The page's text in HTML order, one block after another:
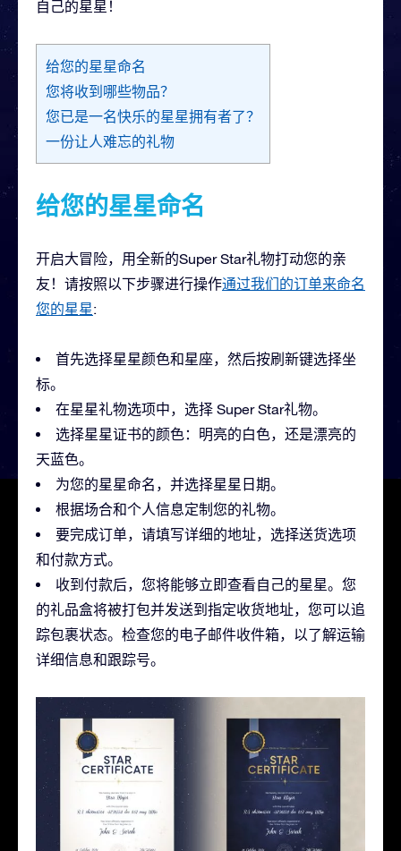
自己的星星！
给您的星星命名
您将收到哪些物品？
您已是一名快乐的星星拥有者了？
一份让人难忘的礼物
给您的星星命名
开启大冒险，用全新的Super Star礼物打动您的亲
友！请按照以下步骤进行操作通过我们的订单来命名
您的星星:
首先选择星星颜色和星座，然后按刷新键选择坐
标。
在星星礼物选项中，选择 Super Star礼物。
选择星星证书的颜色：明亮的白色，还是漂亮的
天蓝色。
为您的星星命名，并选择星星日期。
根据场合和个人信息定制您的礼物。
要完成订单，请填写详细的地址，选择送货选项
和付款方式。
收到付款后，您将能够立即查看自己的星星。您
的礼品盒将被打包并发送到指定收货地址，您可以追
踪包裹状态。检查您的电子邮件收件箱，以了解运输
详细信息和跟踪号。